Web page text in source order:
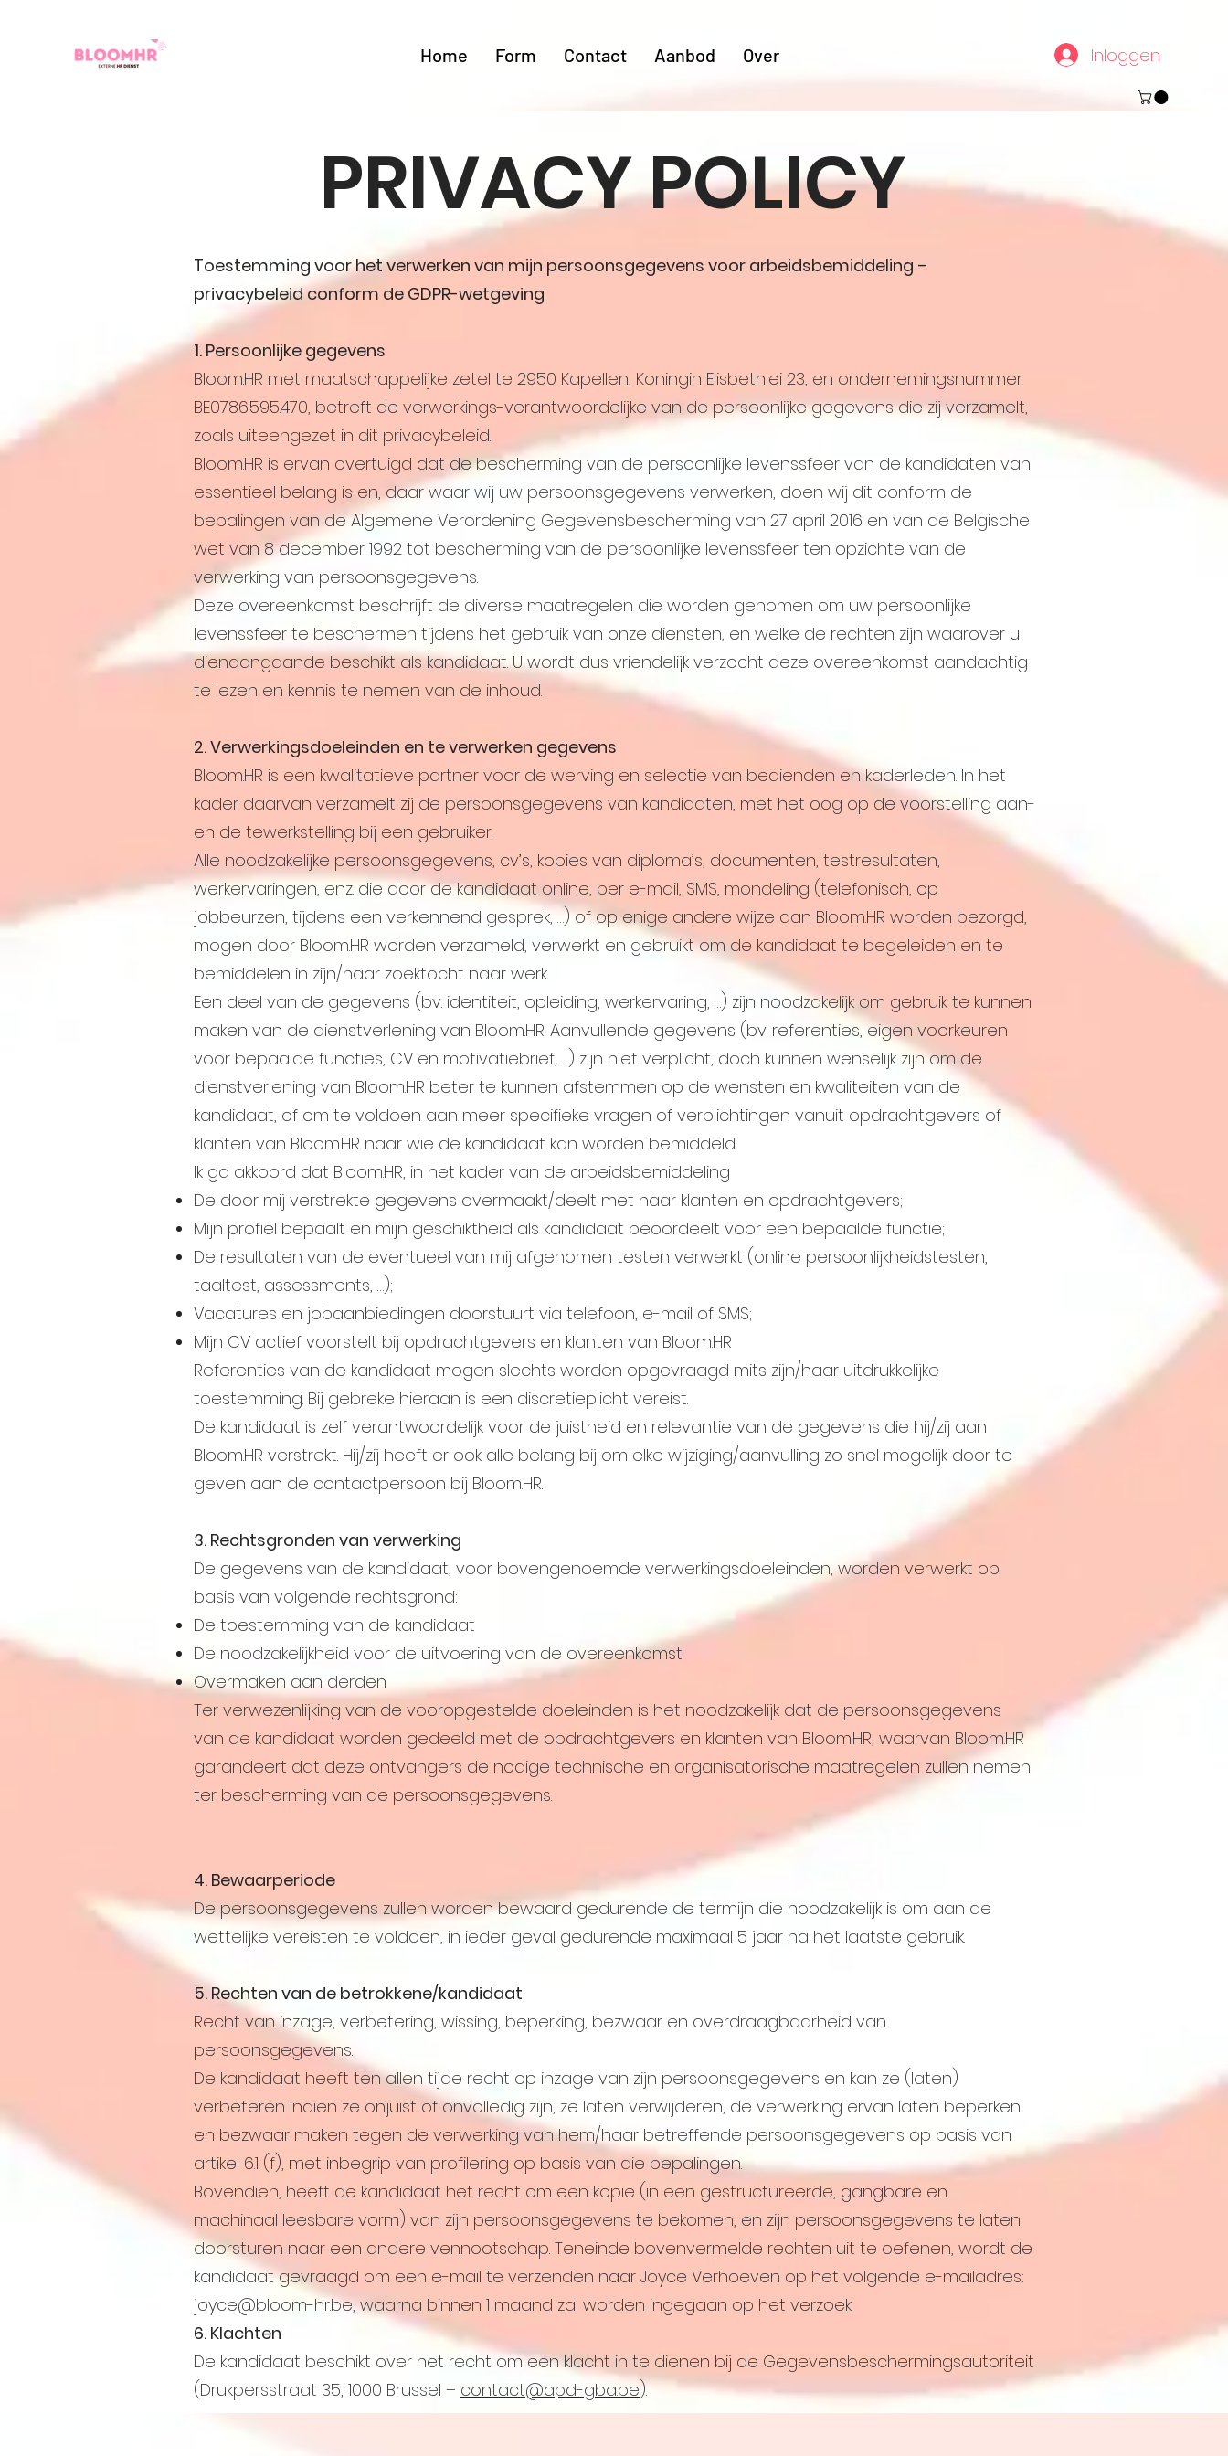
Home Form Contact Aanbod Over Inloggen
PRIVACY POLICY
Toestemming voor het verwerken van mijn persoonsgegevens voor arbeidsbemiddeling –
privacybeleid conform de GDPR-wetgeving
1. Persoonlijke gegevens
Bloom.HR met maatschappelijke zetel te 2950 Kapellen, Koningin Elisbethlei 23, en ondernemingsnummer
BE0786.595.470, betreft de verwerkings-verantwoordelijke van de persoonlijke gegevens die zij verzamelt,
zoals uiteengezet in dit privacybeleid.
Bloom.HR is ervan overtuigd dat de bescherming van de persoonlijke levenssfeer van de kandidaten van
essentieel belang is en, daar waar wij uw persoonsgegevens verwerken, doen wij dit conform de
bepalingen van de Algemene Verordening Gegevensbescherming van 27 april 2016 en van de Belgische
wet van 8 december 1992 tot bescherming van de persoonlijke levenssfeer ten opzichte van de
verwerking van persoonsgegevens.
Deze overeenkomst beschrijft de diverse maatregelen die worden genomen om uw persoonlijke
levenssfeer te beschermen tijdens het gebruik van onze diensten, en welke de rechten zijn waarover u
dienaangaande beschikt als kandidaat. U wordt dus vriendelijk verzocht deze overeenkomst aandachtig
te lezen en kennis te nemen van de inhoud.
2. Verwerkingsdoeleinden en te verwerken gegevens
Bloom.HR is een kwalitatieve partner voor de werving en selectie van bedienden en kaderleden. In het
kader daarvan verzamelt zij de persoonsgegevens van kandidaten, met het oog op de voorstelling aan-
en de tewerkstelling bij een gebruiker.
Alle noodzakelijke persoonsgegevens, cv’s, kopies van diploma’s, documenten, testresultaten,
werkervaringen, enz. die door de kandidaat online, per e-mail, SMS, mondeling (telefonisch, op
jobbeurzen, tijdens een verkennend gesprek, …) of op enige andere wijze aan Bloom.HR worden bezorgd,
mogen door Bloom.HR worden verzameld, verwerkt en gebruikt om de kandidaat te begeleiden en te
bemiddelen in zijn/haar zoektocht naar werk.
Een deel van de gegevens (bv. identiteit, opleiding, werkervaring, …) zijn noodzakelijk om gebruik te kunnen
maken van de dienstverlening van Bloom.HR. Aanvullende gegevens (bv. referenties, eigen voorkeuren
voor bepaalde functies, CV en motivatiebrief, …) zijn niet verplicht, doch kunnen wenselijk zijn om de
dienstverlening van Bloom.HR beter te kunnen afstemmen op de wensten en kwaliteiten van de
kandidaat, of om te voldoen aan meer specifieke vragen of verplichtingen vanuit opdrachtgevers of
klanten van Bloom.HR naar wie de kandidaat kan worden bemiddeld.
Ik ga akkoord dat Bloom.HR, in het kader van de arbeidsbemiddeling
De door mij verstrekte gegevens overmaakt/deelt met haar klanten en opdrachtgevers;
Mijn profiel bepaalt en mijn geschiktheid als kandidaat beoordeelt voor een bepaalde functie;
De resultaten van de eventueel van mij afgenomen testen verwerkt (online persoonlijkheidstesten,
taaltest, assessments, …);
Vacatures en jobaanbiedingen doorstuurt via telefoon, e-mail of SMS;
Mijn CV actief voorstelt bij opdrachtgevers en klanten van Bloom.HR
Referenties van de kandidaat mogen slechts worden opgevraagd mits zijn/haar uitdrukkelijke
toestemming. Bij gebreke hieraan is een discretieplicht vereist.
De kandidaat is zelf verantwoordelijk voor de juistheid en relevantie van de gegevens die hij/zij aan
Bloom.HR verstrekt. Hij/zij heeft er ook alle belang bij om elke wijziging/aanvulling zo snel mogelijk door te
geven aan de contactpersoon bij Bloom.HR.
3. Rechtsgronden van verwerking
De gegevens van de kandidaat, voor bovengenoemde verwerkingsdoeleinden, worden verwerkt op
basis van volgende rechtsgrond:
De toestemming van de kandidaat
De noodzakelijkheid voor de uitvoering van de overeenkomst
Overmaken aan derden
Ter verwezenlijking van de vooropgestelde doeleinden is het noodzakelijk dat de persoonsgegevens
van de kandidaat worden gedeeld met de opdrachtgevers en klanten van Bloom.HR, waarvan Bloom.HR
garandeert dat deze ontvangers de nodige technische en organisatorische maatregelen zullen nemen
ter bescherming van de persoonsgegevens.
4. Bewaarperiode
De persoonsgegevens zullen worden bewaard gedurende de termijn die noodzakelijk is om aan de
wettelijke vereisten te voldoen, in ieder geval gedurende maximaal 5 jaar na het laatste gebruik.
5. Rechten van de betrokkene/kandidaat
Recht van inzage, verbetering, wissing, beperking, bezwaar en overdraagbaarheid van
persoonsgegevens.
De kandidaat heeft ten allen tijde recht op inzage van zijn persoonsgegevens en kan ze (laten)
verbeteren indien ze onjuist of onvolledig zijn, ze laten verwijderen, de verwerking ervan laten beperken
en bezwaar maken tegen de verwerking van hem/haar betreffende persoonsgegevens op basis van
artikel 6.1 (f), met inbegrip van profilering op basis van die bepalingen.
Bovendien, heeft de kandidaat het recht om een kopie (in een gestructureerde, gangbare en
machinaal leesbare vorm) van zijn persoonsgegevens te bekomen, en zijn persoonsgegevens te laten
doorsturen naar een andere vennootschap. Teneinde bovenvermelde rechten uit te oefenen, wordt de
kandidaat gevraagd om een e-mail te verzenden naar Joyce Verhoeven op het volgende e-mailadres:
joyce@bloom-hr.be, waarna binnen 1 maand zal worden ingegaan op het verzoek.
6. Klachten
De kandidaat beschikt over het recht om een klacht in te dienen bij de Gegevensbeschermingsautoriteit
(Drukpersstraat 35, 1000 Brussel – contact@apd-gba.be).